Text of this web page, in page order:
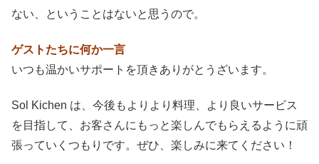
ない、ということはないと思うので。
ゲストたちに何か一言
いつも温かいサポートを頂きありがとうざいます。
Sol Kichen は、今後もよりより料理、より良いサービス
を目指して、お客さんにもっと楽しんでもらえるように頑
張っていくつもりです。ぜひ、楽しみに来てください！